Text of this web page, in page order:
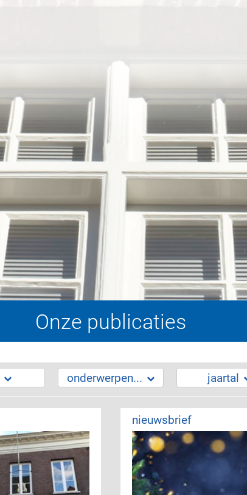
Onze publicaties
onderwerpen... jaartal
nieuwsbrief